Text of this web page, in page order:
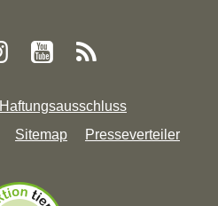
Haftungsausschluss
Sitemap Presseverteiler